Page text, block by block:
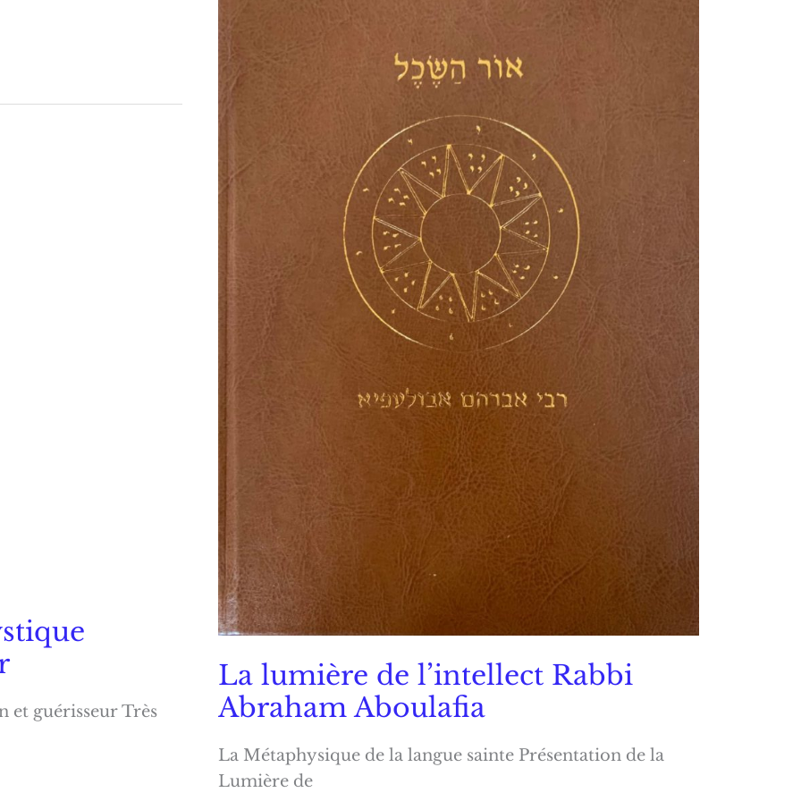
La lumière de l’intellect Rabbi
Abraham Aboulafia
La Métaphysique de la langue sainte Présentation de la
Lumière de
et guérisseur Très